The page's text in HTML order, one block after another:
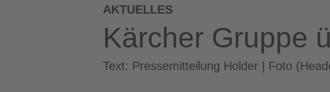
AKTUELLES
Kärcher Gruppe
Text: Pressemitteilung Holder | Foto